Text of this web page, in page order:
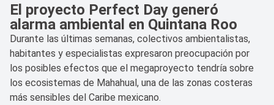
El proyecto Perfect Day generó
alarma ambiental en Quintana Roo
Durante las últimas semanas, colectivos ambientalistas,
habitantes y especialistas expresaron preocupación por
los posibles efectos que el megaproyecto tendría sobre
los ecosistemas de Mahahual, una de las zonas costeras
más sensibles del Caribe mexicano.